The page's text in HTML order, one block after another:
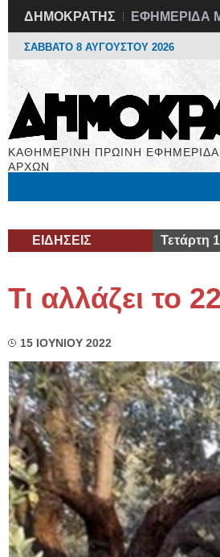
ΔΗΜΟΚΡΑΤΗΣ ΕΦΗΜΕΡΙΔΑ
ΣΑΒΒΑΤΟ 8 ΑΥΓΟΥΣΤΟΥ 2026
ΚΑΘΗΜΕΡΙΝΗ ΠΡΩΙΝΗ
ΑΡΧΩΝ
ΕΙΔΗΣΕΙΣ Τετάρτη
Τι αλλάζει το 22
15 ΙΟΥΝΙΟΥ 2022